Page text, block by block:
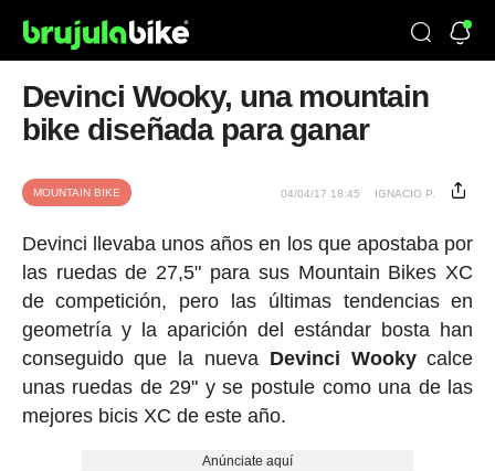
Devinci Wooky, una mountain
bike diseñada para ganar
MOUNTAIN BIKE 04/04/17 18:45 IGNACIO P.
Devinci llevaba unos años en los que apostaba por
las ruedas de 27,5" para sus Mountain Bikes XC
de competición, pero las últimas tendencias en
geometría y la aparición del estándar bosta han
conseguido que la nueva Devinci Wookycalce
unas ruedas de 29" y se postule como una de las
mejores bicis XC de este año.
Anúnciate aquí